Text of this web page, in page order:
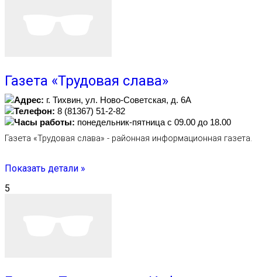
Газета «Трудовая слава»
Адрес: г. Тихвин, ул. Ново-Советская, д. 6А
Телефон: 8 (81367) 51-2-82
Часы работы: понедельник-пятница с 09.00 до 18.00
Газета «Трудовая слава» - районная информационная газета.
Показать детали »
5